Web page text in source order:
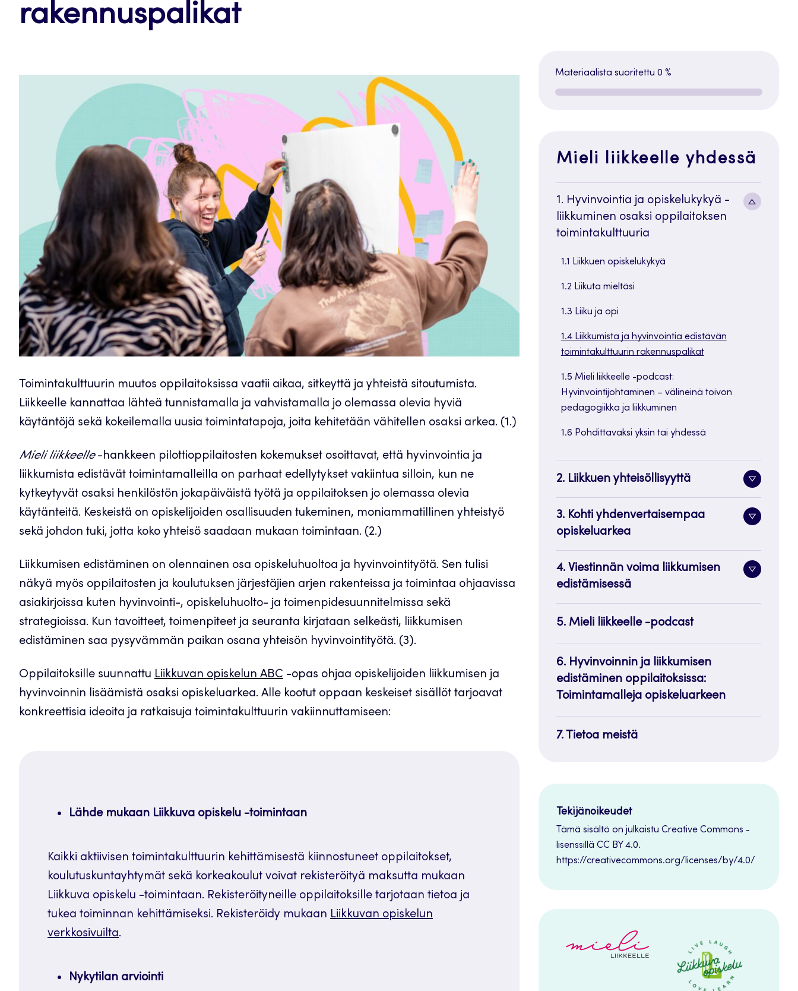
rakennuspalikat
Toimintakulttuurin muutos oppilaitoksissa vaatii aikaa, sitkeyttä ja yhteistä sitoutumista.
Liikkeelle kannattaa lähteä tunnistamalla ja vahvistamalla jo olemassa olevia hyviä
käytäntöjä sekä kokeilemalla uusia toimintatapoja, joita kehitetään vähitellen osaksi arkea. (1.)
Mieli liikkeelle-hankkeen pilottioppilaitosten kokemukset osoittavat, että hyvinvointia ja
liikkumista edistävät toimintamalleilla on parhaat edellytykset vakiintua silloin, kun ne
kytkeytyvät osaksi henkilöstön jokapäiväistä työtä ja oppilaitoksen jo olemassa olevia
käytänteitä. Keskeistä on opiskelijoiden osallisuuden tukeminen, moniammatillinen yhteistyö
sekä johdon tuki, jotta koko yhteisö saadaan mukaan toimintaan. (2.)
Liikkumisen edistäminen on olennainen osa opiskeluhuoltoa ja hyvinvointityötä. Sen tulisi
näkyä myös oppilaitosten ja koulutuksen järjestäjien arjen rakenteissa ja toimintaa ohjaavissa
asiakirjoissa kuten hyvinvointi-, opiskeluhuolto- ja toimenpidesuunnitelmissa sekä
strategioissa. Kun tavoitteet, toimenpiteet ja seuranta kirjataan selkeästi, liikkumisen
edistäminen saa pysyvämmän paikan osana yhteisön hyvinvointityötä. (3).
Oppilaitoksille suunnattu Liikkuvan opiskelun ABC -opas ohjaa opiskelijoiden liikkumisen ja
hyvinvoinnin lisäämistä osaksi opiskeluarkea. Alle kootut oppaan keskeiset sisällöt tarjoavat
konkreettisia ideoita ja ratkaisuja toimintakulttuurin vakiinnuttamiseen:
Lähde mukaan Liikkuva opiskelu -toimintaan
Kaikki aktiivisen toimintakulttuurin kehittämisestä kiinnostuneet oppilaitokset,
koulutuskuntayhtymät sekä korkeakoulut voivat rekisteröityä maksutta mukaan
Liikkuva opiskelu -toimintaan. Rekisteröityneille oppilaitoksille tarjotaan tietoa ja
tukea toiminnan kehittämiseksi. Rekisteröidy mukaan Liikkuvan opiskelun
verkkosivuilta.
Nykytilan arviointi
Materiaalista suoritettu 0 %
Mieli liikkeelle yhdessä
1. Hyvinvointia ja opiskelukykyä -
liikkuminen osaksi oppilaitoksen
toimintakulttuuria
1.1 Liikkuen opiskelukykyä
1.2 Liikuta mieltäsi
1.3 Liiku ja opi
1.4 Liikkumista ja hyvinvointia edistävän
toimintakulttuurin rakennuspalikat
1.5 Mieli liikkeelle -podcast:
Hyvinvointijohtaminen – välineinä toivon
pedagogiikka ja liikkuminen
1.6 Pohdittavaksi yksin tai yhdessä
2. Liikkuen yhteisöllisyyttä
3. Kohti yhdenvertaisempaa
opiskeluarkea
4. Viestinnän voima liikkumisen
edistämisessä
5. Mieli liikkeelle -podcast
6. Hyvinvoinnin ja liikkumisen
edistäminen oppilaitoksissa:
Toimintamalleja opiskeluarkeen
7. Tietoa meistä
Tekijänoikeudet
Tämä sisältö on julkaistu Creative Commons -
lisenssillä CC BY 4.0.
https://creativecommons.org/licenses/by/4.0/